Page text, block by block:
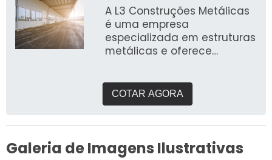
A L3 Construções Metálicas
é uma empresa
especializada em estruturas
metálicas e oferece
COTAR AGORA
Galeria de Imagens Ilustrativas